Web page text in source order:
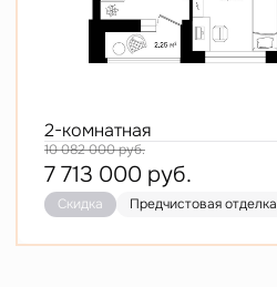
2-комнатная
10 082 000руб.
7 713 000 руб.
Скидка Предчистовая отделка